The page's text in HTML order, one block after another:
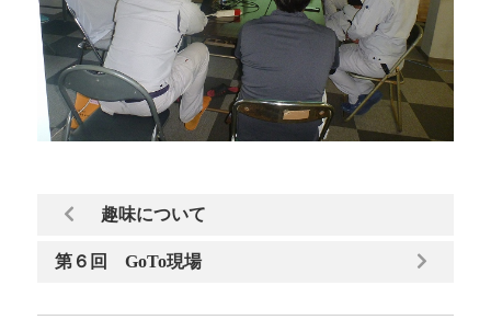
趣味について
第６回 GoTo現場